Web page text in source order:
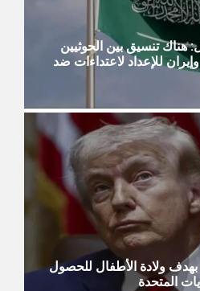
تنسيق بين الحوثيين
للإعداد لاعتداءات ضد
ولادة الأطفال للحصول
المتحدة